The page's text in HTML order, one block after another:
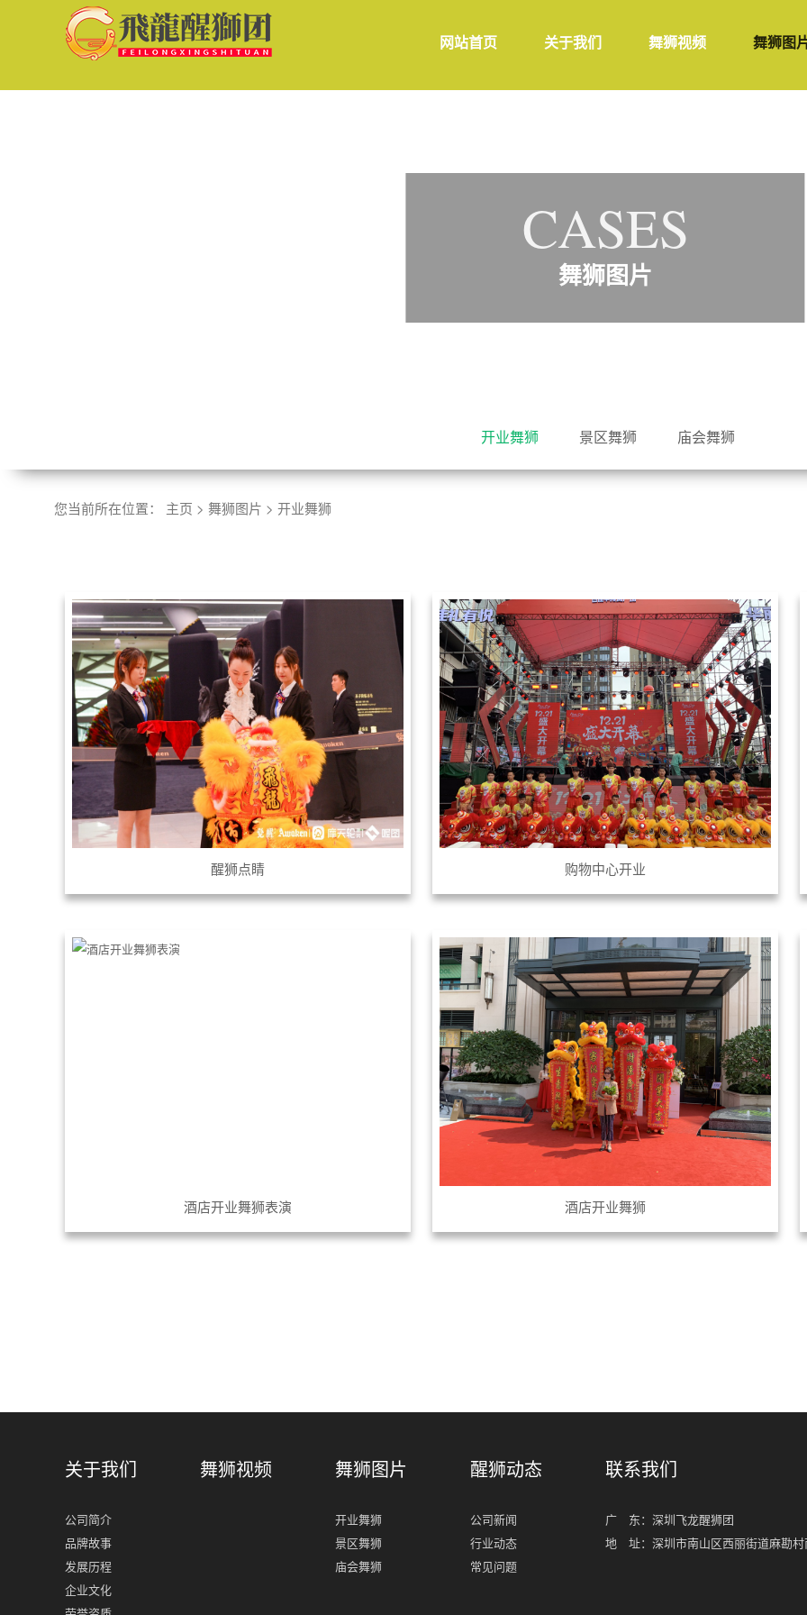
网站首页 关于我们 舞狮视频 舞狮图
CASES
舞狮图片
开业舞狮 景区舞狮 庙会舞狮
您当前所在位置： 主页 > 舞狮图片 > 开业舞狮
醒狮点睛 购物中心开业
酒店开业舞狮表演 酒店开业舞狮
关于我们
公司简介
品牌故事
发展历程
企业文化
舞狮视频 舞狮图片
开业舞狮
景区舞狮
庙会舞狮
醒狮动态
公司新闻
行业动态
常见问题
联系我们
广 东：深圳飞龙醒狮团
地 址：深圳市南山区西丽街道麻勘村